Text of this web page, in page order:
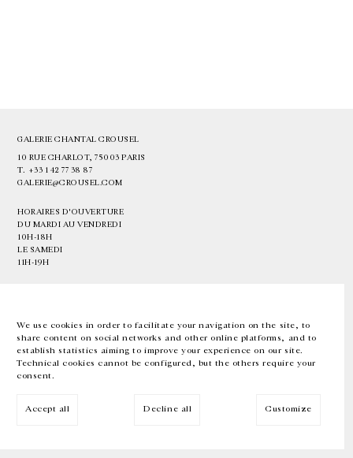
We use cookies in order to facilitate your navigation on the site, to
share content on social networks and other online platforms, and to
establish statistics aiming to improve your experience on our site.
Technical cookies cannot be configured, but the others require your
consent.
Accept all Decline all Customize
GALERIE CHANTAL CROUSEL
10 RUE CHARLOT, 75003 PARIS
T. +33 1 42 77 38 87
GALERIE@CROUSEL.COM
HORAIRES D'OUVERTURE
DU MARDI AU VENDREDI
10H-18H
LE SAMEDI
11H-19H
EN FR 中文 Facebook Instagram
Inscrivez-vous à notre newsletter